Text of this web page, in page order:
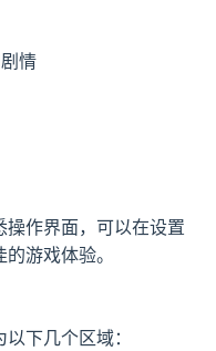
情
作界面，可以在设置
游戏体验。
下几个区域：